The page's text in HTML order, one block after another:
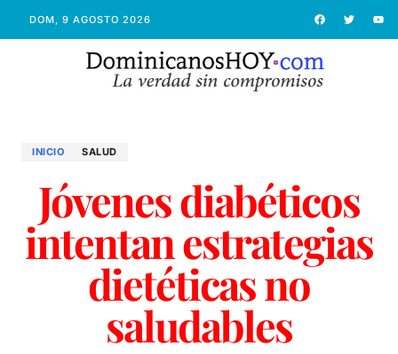
DOM, 9 AGOSTO 2026
INICIO SALUD
Jóvenes diabéticos
intentan estrategias
dietéticas no
saludables